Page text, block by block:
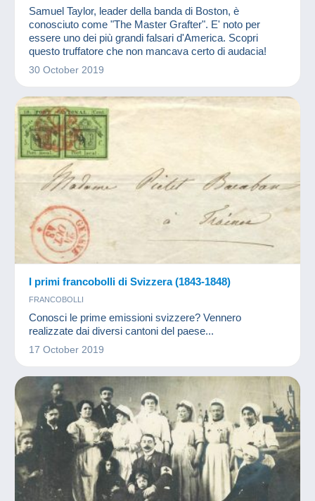
Samuel Taylor, leader della banda di Boston, è
conosciuto come "The Master Grafter". E' noto per
essere uno dei più grandi falsari d'America. Scopri
questo truffatore che non mancava certo di audacia!
30 October 2019
I primi francobolli di Svizzera (1843-1848)
FRANCOBOLLI
Conosci le prime emissioni svizzere? Vennero
realizzate dai diversi cantoni del paese...
17 October 2019